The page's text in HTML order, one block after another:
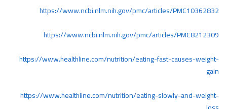
https://www.ncbi.nlm.nih.gov/pmc/articles/PMC10362832
https://www.ncbi.nlm.nih.gov/pmc/articles/PMC8212309
https://www.healthline.com/nutrition/eating-fast-causes-weight-
gain
https://www.healthline.com/nutrition/eating-slowly-and-weight-